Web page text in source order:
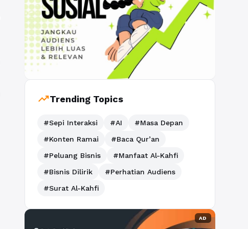
trending_upTrending Topics
#Sepi Interaksi #AI
#Masa Depan
#Konten Ramai
#Baca Qur’an
#Peluang Bisnis
#Manfaat Al-Kahfi
#Bisnis Dilirik
#Perhatian Audiens
#Surat Al-Kahfi
AD